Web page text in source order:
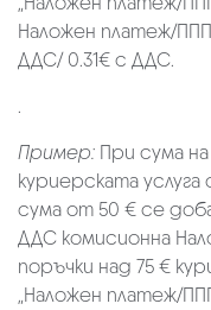
Наложен платеж/
ДДС/ 0.31€ с ДДС.
.
Пример: При сума
куриерската
сума от 50 € се
ДДС комисионна
поръчки над 75 €
„Наложен платеж/